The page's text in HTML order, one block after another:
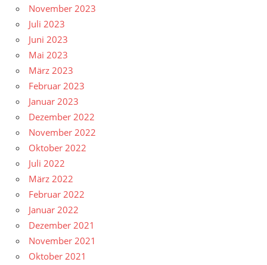
November 2023
Juli 2023
Juni 2023
Mai 2023
März 2023
Februar 2023
Januar 2023
Dezember 2022
November 2022
Oktober 2022
Juli 2022
März 2022
Februar 2022
Januar 2022
Dezember 2021
November 2021
Oktober 2021